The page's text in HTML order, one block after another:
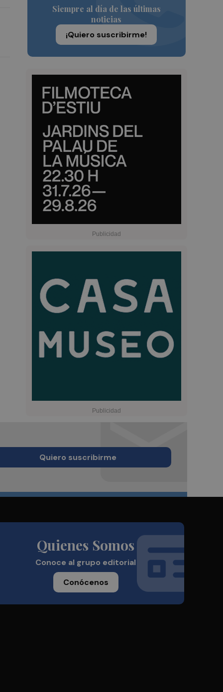
Siempre al día de las últimas
noticias
¡Quiero suscribirme!
Quiero suscribirme
Quienes Somos
Conoce al grupo editorial
Conócenos